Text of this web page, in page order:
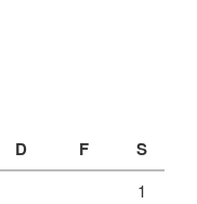
D F S
1